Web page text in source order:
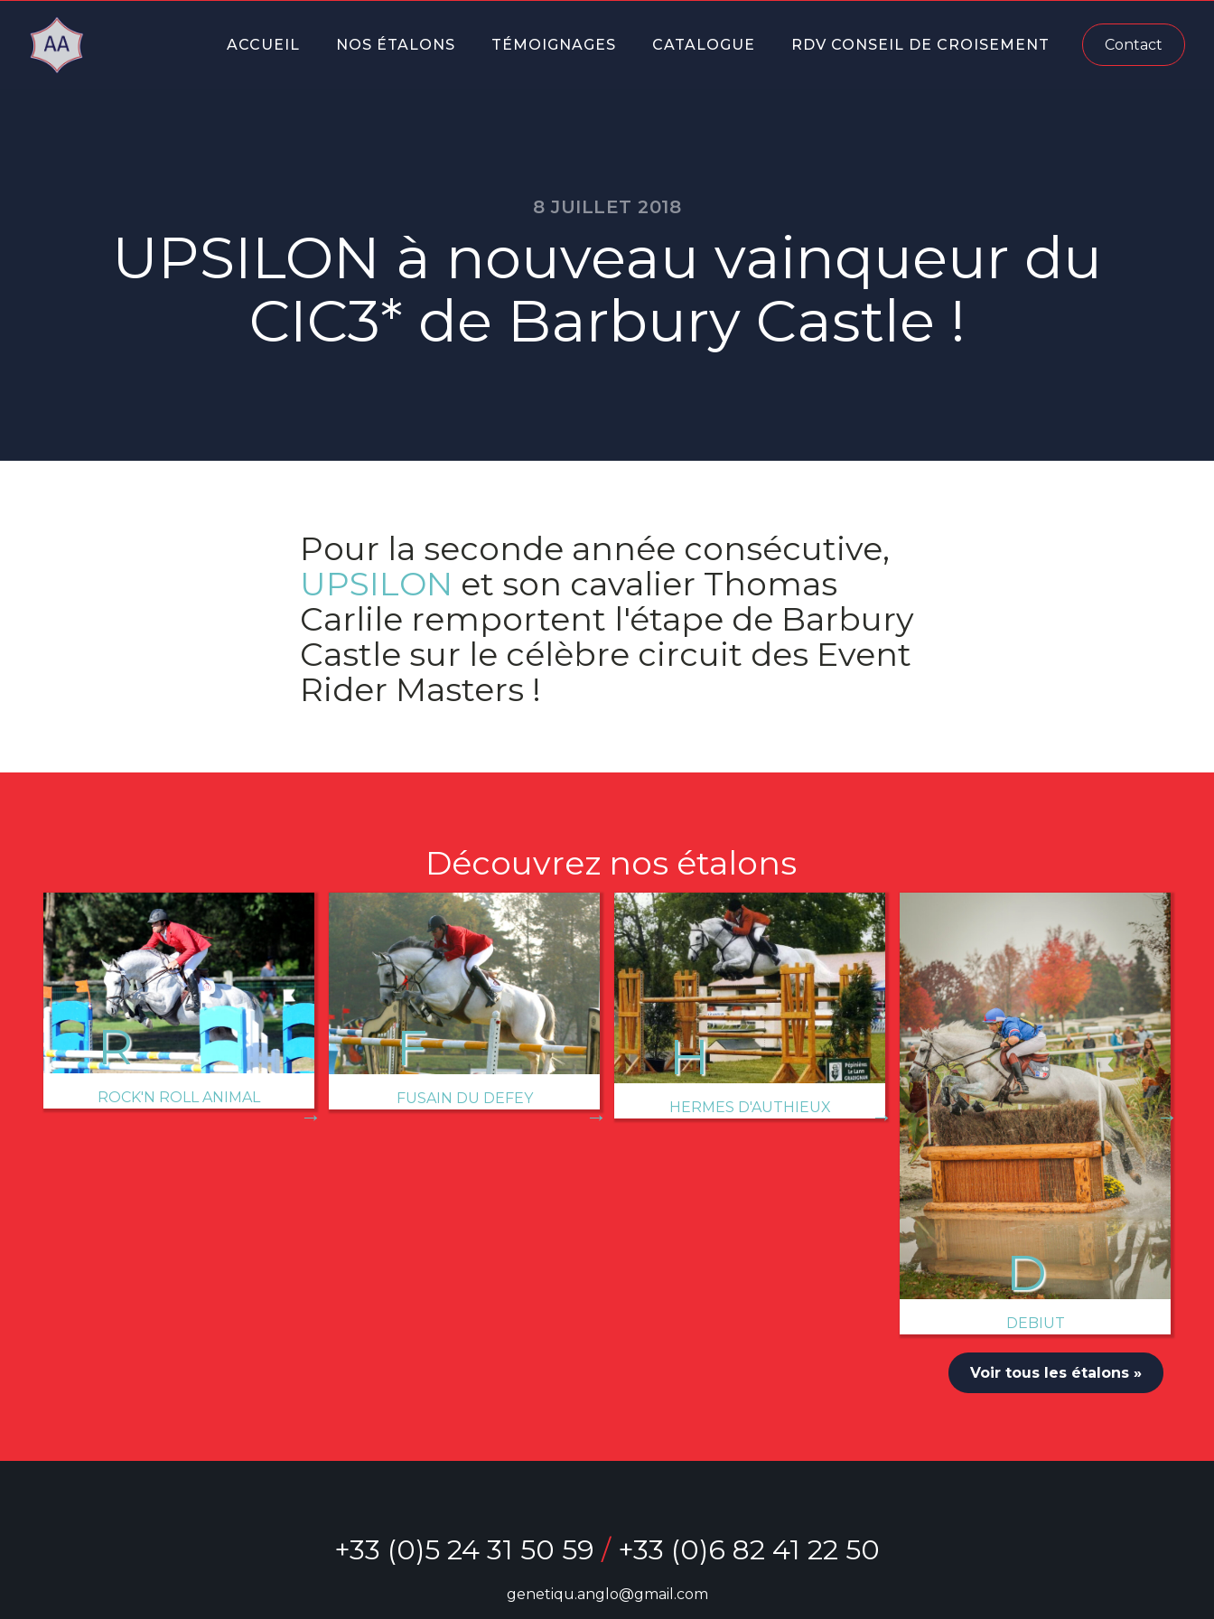
ACCUEIL NOS ÉTALONS TÉMOIGNAGES CATALOGUE RDV CONSEIL DE CROISEMENT Contact
8 JUILLET 2018
UPSILON à nouveau vainqueur du
CIC3* de Barbury Castle !
Pour la seconde année consécutive,
UPSILON et son cavalier Thomas
Carlile remportent l'étape de Barbury
Castle sur le célèbre circuit des Event
Rider Masters !
Découvrez nos étalons
ROCK'N ROLL ANIMAL
→
FUSAIN DU DEFEY
→ HERMES D'AUTHIEUX →
DEBIUT
→
Voir tous les étalons »
+33 (0)5 24 31 50 59 / +33 (0)6 82 41 22 50
genetiqu.anglo@gmail.com